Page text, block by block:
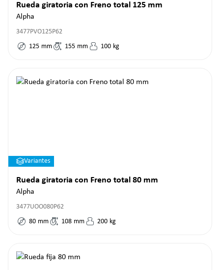
Rueda giratoria con Freno total 125 mm
Alpha
3477PVO125P62
125 mm 155 mm 100 kg
Variantes
Rueda giratoria con Freno total 80 mm
Alpha
3477UOO080P62
80 mm 108 mm 200 kg